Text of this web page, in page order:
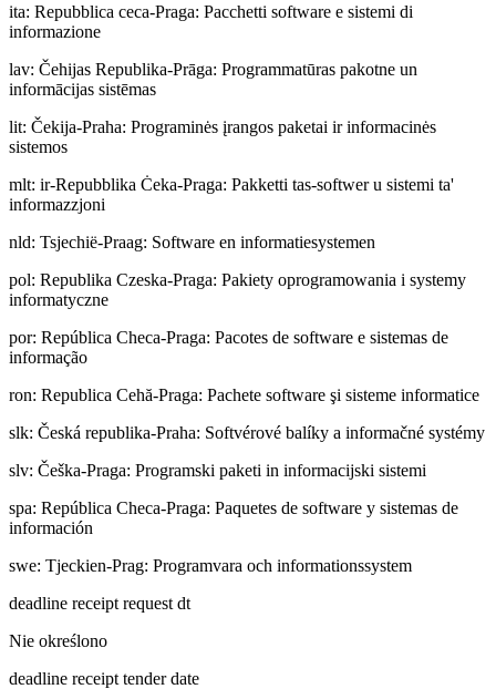
ita: Repubblica ceca-Praga: Pacchetti software e sistemi di
informazione
lav: Čehijas Republika-Prāga: Programmatūras pakotne un
informācijas sistēmas
lit: Čekija-Praha: Programinės įrangos paketai ir informacinės
sistemos
mlt: ir-Repubblika Ċeka-Praga: Pakketti tas-softwer u sistemi ta'
informazzjoni
nld: Tsjechië-Praag: Software en informatiesystemen
pol: Republika Czeska-Praga: Pakiety oprogramowania i systemy
informatyczne
por: República Checa-Praga: Pacotes de software e sistemas de
informação
ron: Republica Cehă-Praga: Pachete software şi sisteme informatice
slk: Česká republika-Praha: Softvérové balíky a informačné systémy
slv: Češka-Praga: Programski paketi in informacijski sistemi
spa: República Checa-Praga: Paquetes de software y sistemas de
información
swe: Tjeckien-Prag: Programvara och informationssystem
deadline receipt request dt
Nie określono
deadline receipt tender date